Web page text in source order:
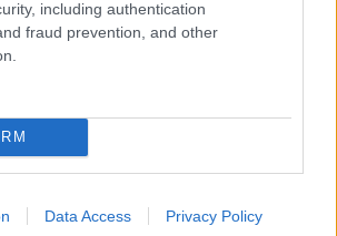
including authentication
fraud prevention, and other
Data Access Privacy Policy